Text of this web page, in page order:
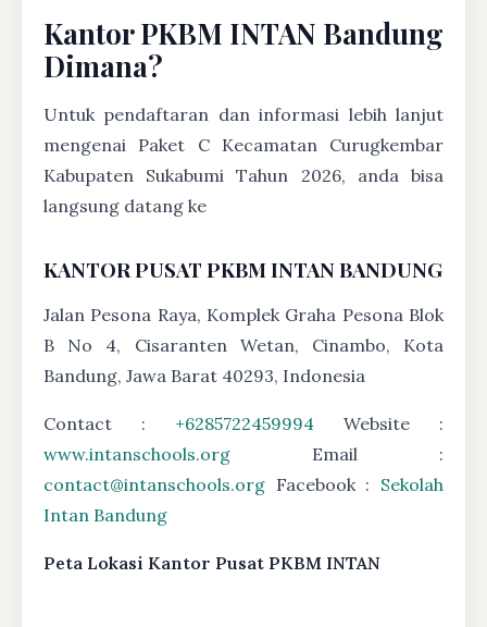
Kantor PKBM INTAN Bandung
Dimana?
Untuk pendaftaran dan informasi lebih lanjut
mengenai Paket C Kecamatan Curugkembar
Kabupaten Sukabumi Tahun 2026, anda bisa
langsung datang ke
KANTOR PUSAT PKBM INTAN BANDUNG
Jalan Pesona Raya, Komplek Graha Pesona Blok
B No 4, Cisaranten Wetan, Cinambo, Kota
Bandung, Jawa Barat 40293, Indonesia
Contact : +6285722459994 Website :
www.intanschools.org Email :
contact@intanschools.org Facebook : Sekolah
Intan Bandung
Peta Lokasi Kantor Pusat PKBM INTAN